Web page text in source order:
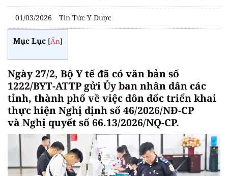
01/03/2026 Tin Tức Y Dược
Mục Lục [Ẩn]
Ngày 27/2, Bộ Y tế đã có văn bản số
1222/BYT-ATTP gửi Ủy ban nhân dân các
tỉnh, thành phố về việc đôn đốc triển khai
thực hiện Nghị định số 46/2026/NĐ-CP
và Nghị quyết số 66.13/2026/NQ-CP.